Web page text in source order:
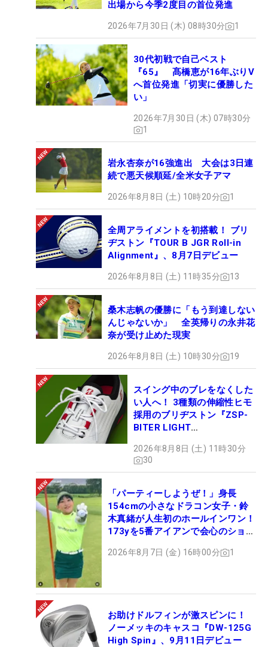
出場から今季2度目の首位発進
2026年7月30日 (木) 08時30分 1
30代初戦で自己ベスト
『65』 髙橋恵が16年ぶりV
へ首位発進「切実に優勝した
い」
2026年7月30日 (木) 07時30分
1
岩永杏奈が16強進出 大会は3日連
続で悪天候順延/全米女子アマ
2026年8月8日 (土) 10時20分 1
全周アライメントを初搭載！ ブリ
ヂストン『TOUR B JGR Roll-in
Alignment』、8月7日デビュー
2026年8月8日 (土) 11時35分 13
桑木志帆の優勝に「もう到達しない
んじゃないか」 全英帰りの永井花
奈が受け止めた現実
2026年8月8日 (土) 10時30分 19
スイング中のブレをなくした
い人へ！ 3種類の伸縮性ヒモ
採用のブリヂストン『ZSP-
BITER LIGHT
ュー
2026年8月8日 (土) 11時30分
30
「パーティーしようぜ！」身長
154cmの小さなドラコン女子・鈴
木真緒が人生初のホールインワン！
173yを5番アイアンで会心のショッ
2026年8月7日 (金) 16時00分 1
お助けドルフィンが激スピンに！
ノーメッキのキャスコ『DW-125G
High Spin』、9月11日デビュー